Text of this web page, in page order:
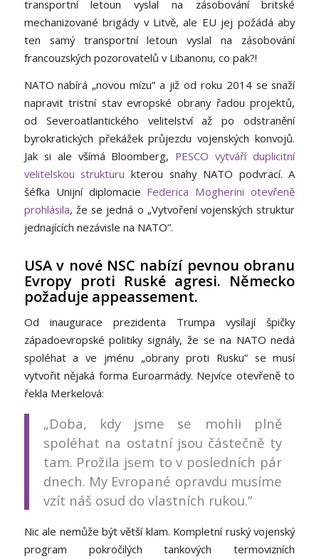
transportní letoun vyslal na zásobování britské
mechanizované brigády v Litvě, ale EU jej požádá aby
ten samý transportní letoun vyslal na zásobování
francouzských pozorovatelů v Libanonu, co pak?!
NATO nabírá „novou mízu” a již od roku 2014 se snaží
napravit tristní stav evropské obrany řadou projektů,
od Severoatlantického velitelství až po odstranění
byrokratických překážek průjezdu vojenských konvojů.
Jak si ale všímá Bloomberg, PESCO vytváří duplicitní
velitelskou strukturu kterou snahy NATO podvrací. A
šéfka Unijní diplomacie Federica Mogherini otevřeně
prohlásila, že se jedná o „Vytvoření vojenských struktur
jednajících nezávisle na NATO”.
USA v nové NSC nabízí pevnou obranu
Evropy proti Ruské agresi. Německo
požaduje appeassement.
Od inaugurace prezidenta Trumpa vysílají špičky
západoevropské politiky signály, že se na NATO nedá
spoléhat a ve jménu „obrany proti Rusku” se musí
vytvořit nějaká forma Euroarmády. Nejvíce otevřeně to
řekla Merkelová:
„Doba, kdy jsme se mohli plně
spoléhat na ostatní jsou částečně ty
tam. Prožila jsem to v posledních pár
dnech. My Evropané opravdu musíme
vzít náš osud do vlastních rukou.”
Nic ale nemůže být větší klam. Kompletní ruský vojenský
program pokročilých tankových termovizních